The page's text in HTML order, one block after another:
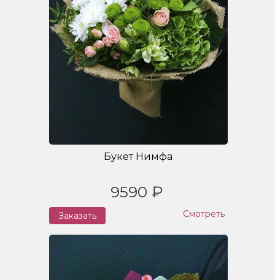
Букет Нимфа
9590 ₽
Заказать Смотреть